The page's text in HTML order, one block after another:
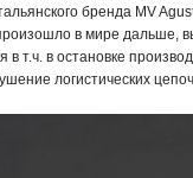
бренда MV
в мире дальше,
т.ч. в остановке
логистических